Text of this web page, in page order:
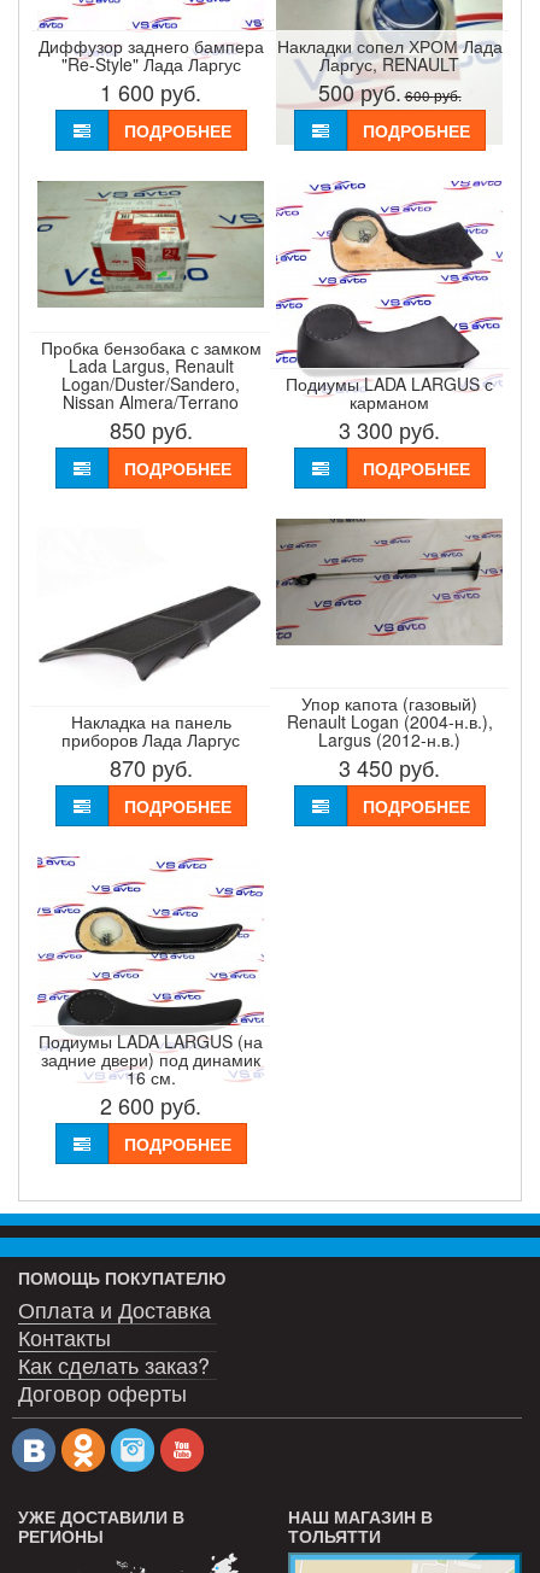
Диффузор заднего бампера
"Re-Style" Лада Ларгус
1 600 руб.
ПОДРОБНЕЕ
Накладки сопел ХРОМ Лада
Ларгус, RENAULT
500руб. 600руб.
ПОДРОБНЕЕ
Пробка бензобака с замком
Lada Largus, Renault
Logan/Duster/Sandero,
Nissan Almera/Terrano
850 руб.
ПОДРОБНЕЕ
Подиумы LADA LARGUS с
карманом
3 300 руб.
ПОДРОБНЕЕ
Накладка на панель
приборов Лада Ларгус
870 руб.
ПОДРОБНЕЕ
Упор капота (газовый)
Renault Logan (2004-н.в.),
Largus (2012-н.в.)
3 450 руб.
ПОДРОБНЕЕ
Подиумы LADA LARGUS (на
задние двери) под динамик
16 см.
2 600 руб.
ПОДРОБНЕЕ
ПОМОЩЬ ПОКУПАТЕЛЮ
Оплата и Доставка
Контакты
Как сделать заказ?
Договор оферты
УЖЕ ДОСТАВИЛИ В
РЕГИОНЫ
НАШ МАГАЗИН В
ТОЛЬЯТТИ